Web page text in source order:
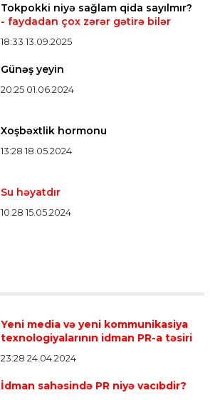
Tokpokki niyə sağlam qida sayılmır?
- faydadan çox zərər gətirə bilər
18:33 13.09.2025
Günəş yeyin
20:25 01.06.2024
Xoşbəxtlik hormonu
13:28 18.05.2024
Su həyatdır
10:28 15.05.2024
Yeni media və yeni kommunikasiya
texnologiyalarının idman PR-a təsiri
23:28 24.04.2024
İdman sahəsində PR niyə vacıbdir?